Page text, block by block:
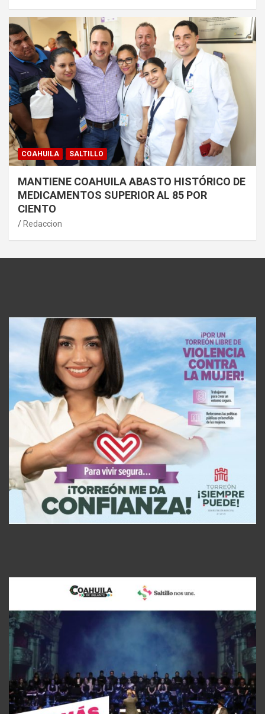
COAHUILA SALTILLO
MANTIENE COAHUILA ABASTO HISTÓRICO DE
MEDICAMENTOS SUPERIOR AL 85 POR
CIENTO
Redaccion